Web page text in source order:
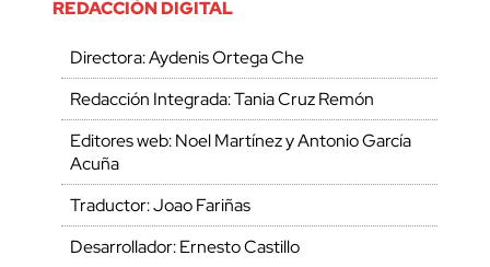
REDACCIÓN DIGITAL
Directora: Aydenis Ortega Che
Redacción Integrada: Tania Cruz Remón
Editores web: Noel Martínez y Antonio García
Acuña
Traductor: Joao Fariñas
Desarrollador: Ernesto Castillo